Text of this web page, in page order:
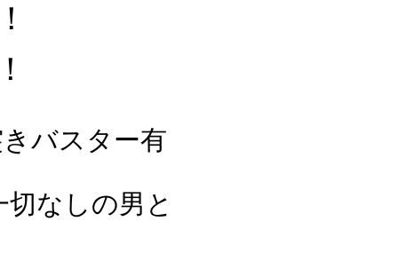
バスター有
なしの男と